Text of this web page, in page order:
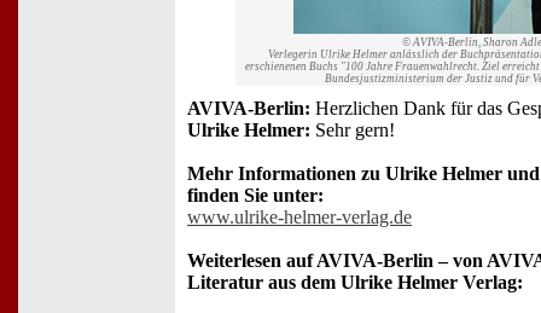
© AVIVA-Berlin, Sharon
Verlegerin Ulrike Helmer anlässlich der
erschienenen Buchs "100 Jahre Frauenwahlrecht. Ziel
Bundesjustizministerium der Justiz und für
AVIVA-Berlin: Herzlichen Dank für das
Ulrike Helmer: Sehr gern!
Mehr Informationen zu Ulrike Helmer
finden Sie unter:
www.ulrike-helmer-verlag.de
Weiterlesen auf AVIVA-Berlin – von
Literatur aus dem Ulrike Helmer Verlag: